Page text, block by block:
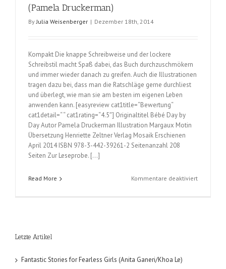
(Pamela Druckerman)
ByJulia Weisenberger | Dezember 18th, 2014
Kompakt Die knappe Schreibweise und der lockere
Schreibstil macht Spaß dabei, das Buch durchzuschmökern
und immer wieder danach zu greifen. Auch die Illustrationen
tragen dazu bei, dass man die Ratschläge gerne durchliest
und überlegt, wie man sie am besten im eigenen Leben
anwenden kann. [easyreview cat1title=“Bewertung“
cat1detail=“ “ cat1rating=“4.5″] Originaltitel Bébé Day by
Day Autor Pamela Druckerman Illustration Margaux Motin
Übersetzung Henriette Zeltner Verlag Mosaik Erschienen
April 2014 ISBN 978-3-442-39261-2 Seitenanzahl 208
Seiten Zur Leseprobe. […]
Read More Kommentare deaktiviertfür
Letzte Artikel
Fantastic Stories for Fearless Girls (Anita Ganeri/Khoa Le)